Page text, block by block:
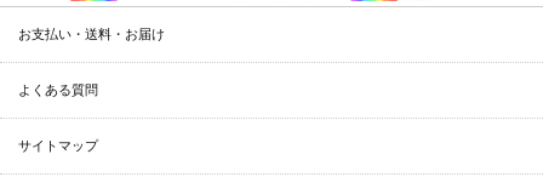
お支払い・送料・お届け
よくある質問
サイトマップ